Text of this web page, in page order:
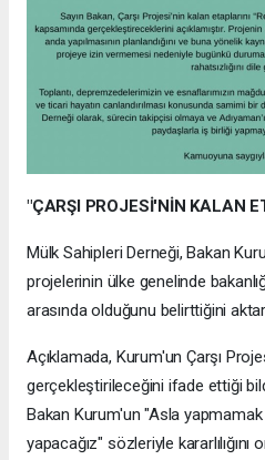
"ÇARŞI PROJESİ'NİN KALAN
Mülk Sahipleri Derneği, Bakan
projelerinin ülke genelinde
arasında olduğunu belirttiğini
Açıklamada, Kurum'un Çarşı
gerçekleştirileceğini ifade ettiği
Bakan Kurum'un "Asla
yapacağız" sözleriyle